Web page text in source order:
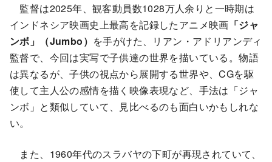
監督は2025年、観客動員数1028万人余りと一時期は
インドネシア映画史上最高を記録したアニメ映画 「ジャ
ンボ」（Jumbo） を手がけた、リアン・アドリアンディ
監督で、今回は実写で子供達の世界を描いている。物語
は異なるが、子供の視点から展開する世界や、CGを駆
使して主人公の感情を描く映像表現など、手法は「ジャ
ンボ」と類似していて、見比べるのも面白いかもしれな
い。
また、1960年代のスラバヤの下町が再現されていて、